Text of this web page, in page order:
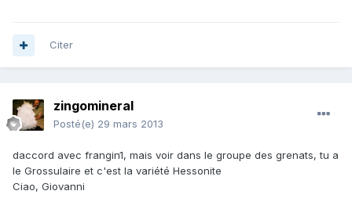
Citer
zingomineral
Posté(e) 29 mars 2013
daccord avec frangin1, mais voir dans le groupe des grenats, tu a
le Grossulaire et c'est la variété Hessonite
Ciao, Giovanni